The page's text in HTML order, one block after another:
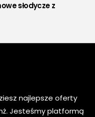
słodycze z
najlepsze oferty
Jesteśmy platformą